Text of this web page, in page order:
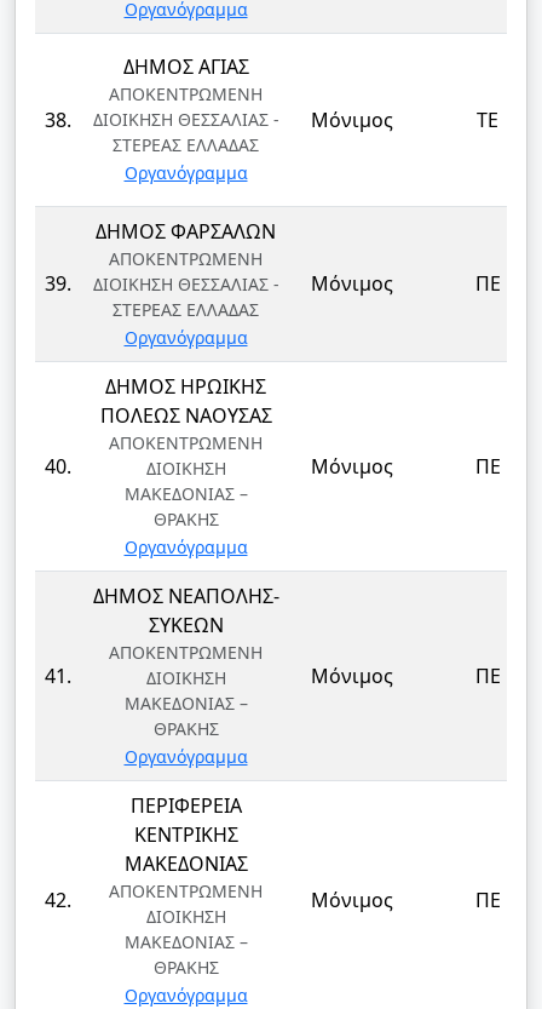
Οργανόγραμμα
38.
ΔΗΜΟΣ ΑΓΙΑΣ
ΑΠΟΚΕΝΤΡΩΜΕΝΗ
ΔΙΟΙΚΗΣΗ ΘΕΣΣΑΛΙΑΣ -
ΣΤΕΡΕΑΣ ΕΛΛΑΔΑΣ
Οργανόγραμμα
Μόνιμος ΤΕ
39.
ΔΗΜΟΣ ΦΑΡΣΑΛΩΝ
ΑΠΟΚΕΝΤΡΩΜΕΝΗ
ΔΙΟΙΚΗΣΗ ΘΕΣΣΑΛΙΑΣ -
ΣΤΕΡΕΑΣ ΕΛΛΑΔΑΣ
Οργανόγραμμα
Μόνιμος ΠΕ
40.
ΔΗΜΟΣ ΗΡΩΙΚΗΣ
ΠΟΛΕΩΣ ΝΑΟΥΣΑΣ
ΑΠΟΚΕΝΤΡΩΜΕΝΗ
ΔΙΟΙΚΗΣΗ
ΜΑΚΕΔΟΝΙΑΣ –
ΘΡΑΚΗΣ
Οργανόγραμμα
Μόνιμος ΠΕ
41.
ΔΗΜΟΣ ΝΕΑΠΟΛΗΣ-
ΣΥΚΕΩΝ
ΑΠΟΚΕΝΤΡΩΜΕΝΗ
ΔΙΟΙΚΗΣΗ
ΜΑΚΕΔΟΝΙΑΣ –
ΘΡΑΚΗΣ
Οργανόγραμμα
Μόνιμος ΠΕ
42.
ΠΕΡΙΦΕΡΕΙΑ
ΚΕΝΤΡΙΚΗΣ
ΜΑΚΕΔΟΝΙΑΣ
ΑΠΟΚΕΝΤΡΩΜΕΝΗ
ΔΙΟΙΚΗΣΗ
ΜΑΚΕΔΟΝΙΑΣ –
ΘΡΑΚΗΣ
Οργανόγραμμα
Μόνιμος ΠΕ